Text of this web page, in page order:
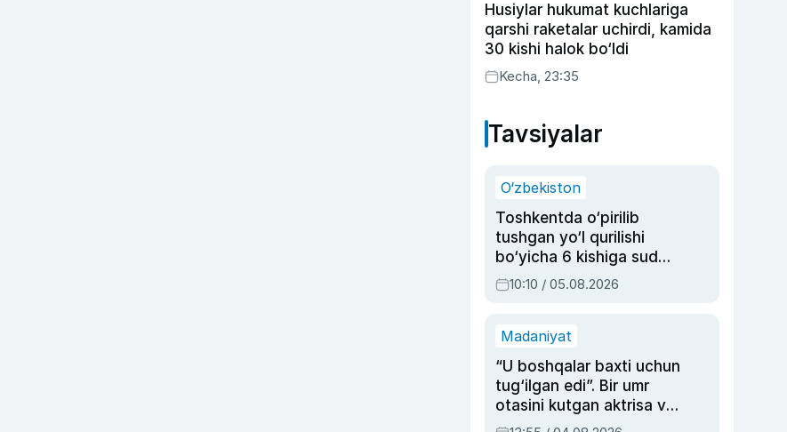
Husiylar hukumat kuchlariga
qarshi raketalar uchirdi, kamida
30 kishi halok bo‘ldi
Kecha, 23:35
Tavsiyalar
O‘zbekiston
Toshkentda o‘pirilib
tushgan yo‘l qurilishi
bo‘yicha 6 kishiga sud
hukmi o‘qildi
10:10 / 05.08.2026
Madaniyat
“U boshqalar baxti uchun
tug‘ilgan edi”. Bir umr
otasini kutgan aktrisa va
dublyaj ustasi Rimma